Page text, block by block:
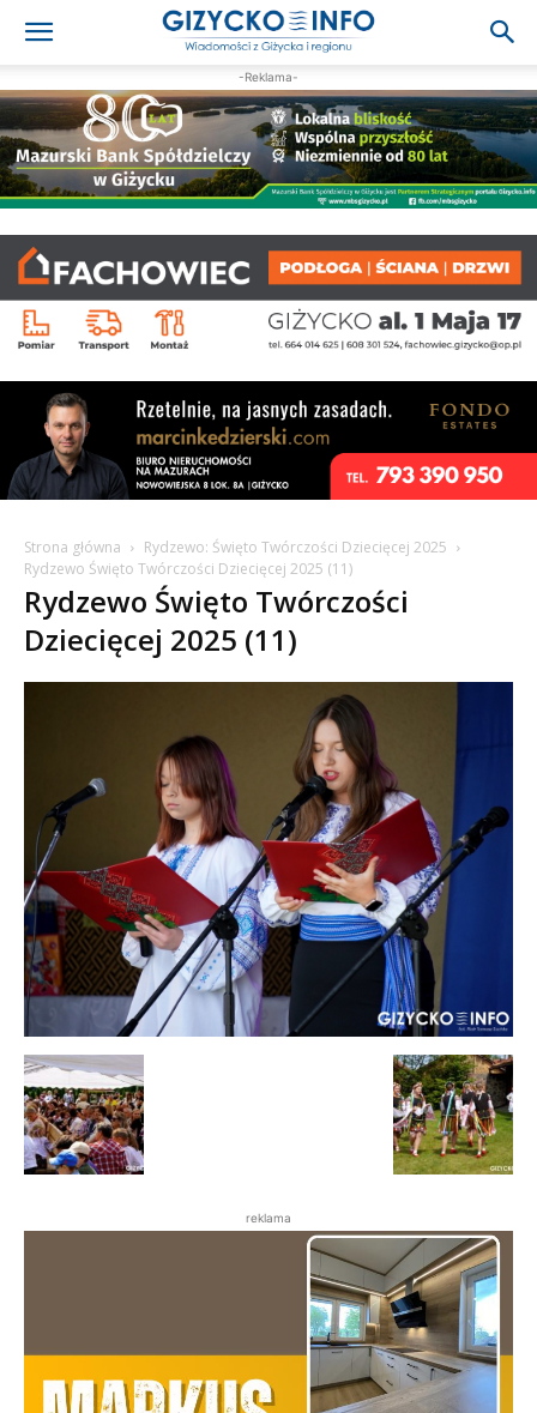
-Reklama-
Strona główna
Rydzewo: Święto Twórczości Dziecięcej 2025
Rydzewo Święto Twórczości Dziecięcej 2025 (11)
Rydzewo Święto Twórczości
Dziecięcej 2025 (11)
reklama